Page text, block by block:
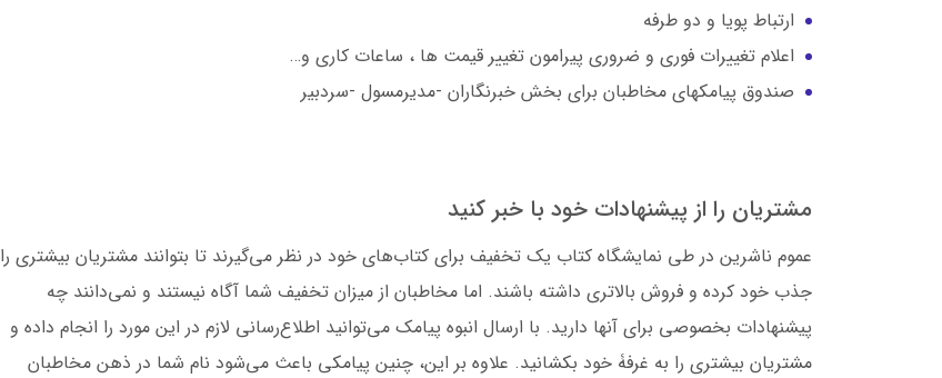
ارتباط پویا و دو طرفه
اعلام تغییرات فوری و ضروری پیرامون تغییر قیمت ها ، ساعات کاری و…
صندوق پیامکهای مخاطبان برای بخش خبرنگاران -مدیرمسول -سردبیر
مشتریان را از پیشنهادات خود با خبر کنید
عموم ناشرین در طی نمایشگاه کتاب یک تخفیف برای کتاب‌های خود در نظر می‌گیرند تا بتوانند مشتریان بیشتری را
جذب خود کرده و فروش بالاتری داشته باشند. اما مخاطبان از میزان تخفیف شما آگاه نیستند و نمی‌دانند چه
پیشنهادات بخصوصی برای آنها دارید. با ارسال انبوه پیامک می‌توانید اطلاع‌رسانی لازم در این مورد را انجام داده و
مشتریان بیشتری را به غرفۀ خود بکشانید. علاوه بر این، چنین پیامکی باعث می‌شود نام شما در ذهن مخاطبان